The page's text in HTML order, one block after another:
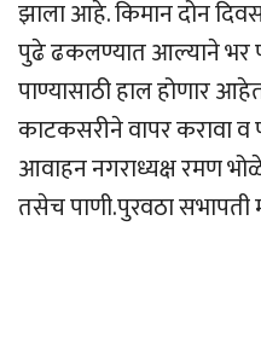
झाला आहे. किमान दोन
पुढे ढकलण्यात आल्याने भर
पाण्यासाठी हाल होणार
काटकसरीने वापर करावा
आवाहन नगराध्यक्ष रमण
तसेच पाणी.पुरवठा